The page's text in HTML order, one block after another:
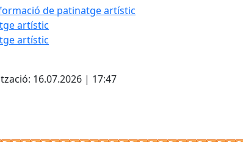
de patinatge artístic
artístic
artístic
16.07.2026 | 17:47